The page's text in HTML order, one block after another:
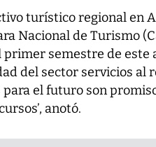
turístico regional en
Nacional de Turismo
primer semestre de este
del sector servicios al
el futuro son
anotó.